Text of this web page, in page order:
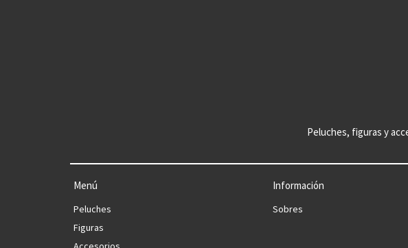
Peluches, figuras y
Menú
Peluches
Figuras
Información
Sobres